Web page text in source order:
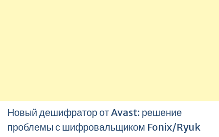
Новый дешифратор от Avast: решение
проблемы с шифровальщиком Fonix/Ryuk